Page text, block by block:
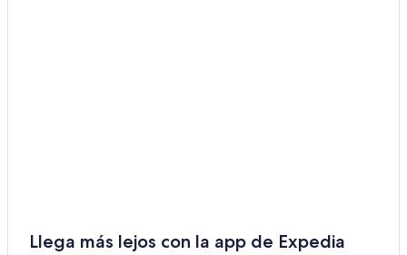
Llega más lejos con la app de Expedia